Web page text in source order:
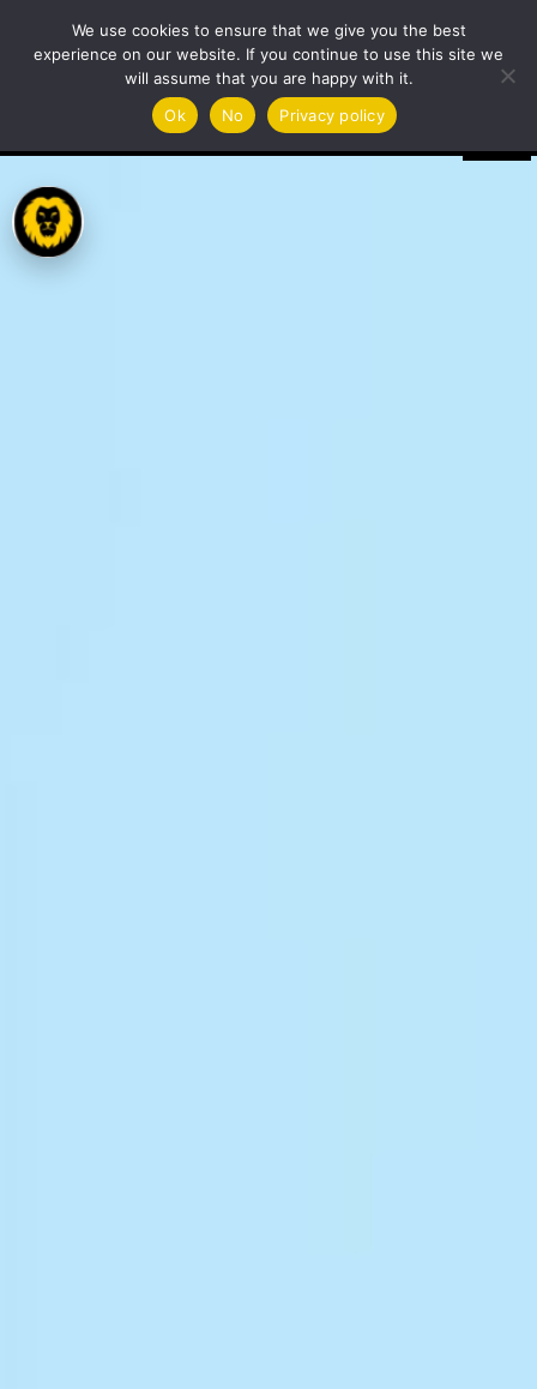
We use cookies to ensure that we give you the best
experience on our website. If you continue to use this site we
will assume that you are happy with it.
Ok
No Privacy policy